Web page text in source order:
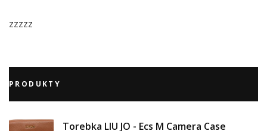
zzzzz
PRODUKTY
Torebka LIU JO - Ecs M Camera Case